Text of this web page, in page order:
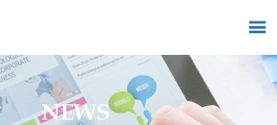

NEWS